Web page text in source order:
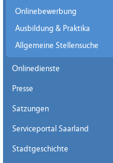
Onlinebewerbung
Ausbildung & Praktika
Allgemeine Stellensuche
Onlinedienste
Presse
Satzungen
Serviceportal Saarland
Stadtgeschichte